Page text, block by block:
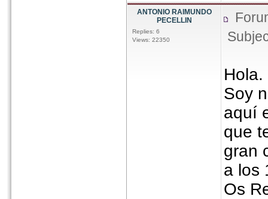
ANTONIO RAIMUNDO
PECELLIN
Replies: 6
Views: 22350
Hola.
Soy
aquí
que
gran
a los
Os